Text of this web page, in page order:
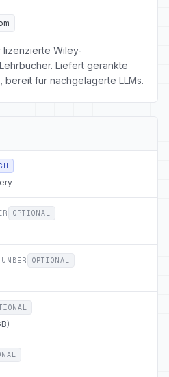
lizenzierte Wiley-
Liefert gerankte
bereit für nachgelagerte LLMs.
OPTIONAL
OPTIONAL